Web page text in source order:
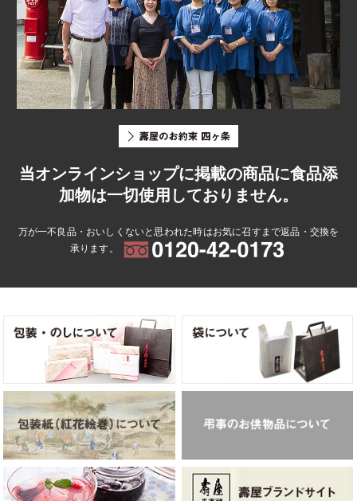
当オンラインショップに掲載の商品に食品添
加物は一切使用しておりません。
万が一不良品・おいしくないと思われた時はお気に召すまで返品・交換を
承ります。